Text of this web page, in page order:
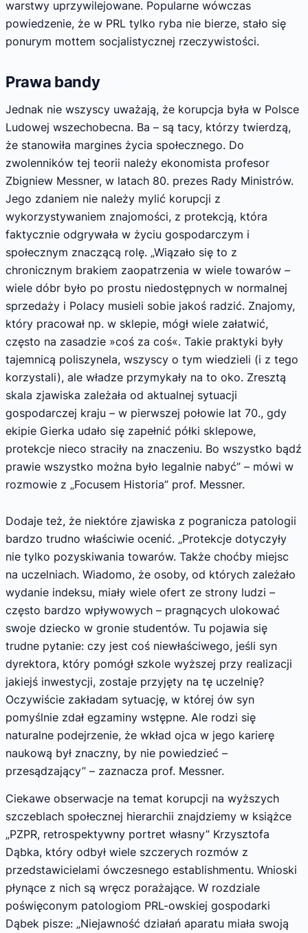
warstwy uprzywilejowane. Popularne wówczas
powiedzenie, że w PRL tylko ryba nie bierze, stało się
ponurym mottem socjalistycznej rzeczywistości.
Prawa bandy
Jednak nie wszyscy uważają, że korupcja była w Polsce
Ludowej wszechobecna. Ba – są tacy, którzy twierdzą,
że stanowiła margines życia społecznego. Do
zwolenników tej teorii należy ekonomista profesor
Zbigniew Messner, w latach 80. prezes Rady Ministrów.
Jego zdaniem nie należy mylić korupcji z
wykorzystywaniem znajomości, z protekcją, która
faktycznie odgrywała w życiu gospodarczym i
społecznym znaczącą rolę. „Wiązało się to z
chronicznym brakiem zaopatrzenia w wiele towarów –
wiele dóbr było po prostu niedostępnych w normalnej
sprzedaży i Polacy musieli sobie jakoś radzić. Znajomy,
który pracował np. w sklepie, mógł wiele załatwić,
często na zasadzie »coś za coś«. Takie praktyki były
tajemnicą poliszynela, wszyscy o tym wiedzieli (i z tego
korzystali), ale władze przymykały na to oko. Zresztą
skala zjawiska zależała od aktualnej sytuacji
gospodarczej kraju – w pierwszej połowie lat 70., gdy
ekipie Gierka udało się zapełnić półki sklepowe,
protekcje nieco straciły na znaczeniu. Bo wszystko bądź
prawie wszystko można było legalnie nabyć” – mówi w
rozmowie z „Focusem Historia” prof. Messner.
Dodaje też, że niektóre zjawiska z pogranicza patologii
bardzo trudno właściwie ocenić. „Protekcje dotyczyły
nie tylko pozyskiwania towarów. Także choćby miejsc
na uczelniach. Wiadomo, że osoby, od których zależało
wydanie indeksu, miały wiele ofert ze strony ludzi –
często bardzo wpływowych – pragnących ulokować
swoje dziecko w gronie studentów. Tu pojawia się
trudne pytanie: czy jest coś niewłaściwego, jeśli syn
dyrektora, który pomógł szkole wyższej przy realizacji
jakiejś inwestycji, zostaje przyjęty na tę uczelnię?
Oczywiście zakładam sytuację, w której ów syn
pomyślnie zdał egzaminy wstępne. Ale rodzi się
naturalne podejrzenie, że wkład ojca w jego karierę
naukową był znaczny, by nie powiedzieć –
przesądzający” – zaznacza prof. Messner.
Ciekawe obserwacje na temat korupcji na wyższych
szczeblach społecznej hierarchii znajdziemy w książce
„PZPR, retrospektywny portret własny” Krzysztofa
Dąbka, który odbył wiele szczerych rozmów z
przedstawicielami ówczesnego establishmentu. Wnioski
płynące z nich są wręcz porażające. W rozdziale
poświęconym patologiom PRL-owskiej gospodarki
Dąbek pisze: „Niejawność działań aparatu miała swoją